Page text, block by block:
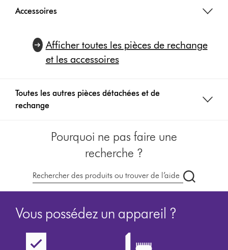
Accessoires
Afficher toutes les pièces de rechange
et les accessoires
Toutes les autres pièces détachées et de
rechange
Pourquoi ne pas faire une
recherche ?
Rechercher
des
Vous possédez un appareil ?